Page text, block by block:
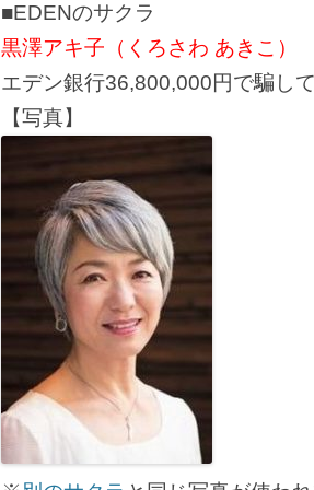
■EDENのサクラ
黒澤アキ子（くろさわ あきこ）
エデン銀行36,800,000円で騙し
【写真】